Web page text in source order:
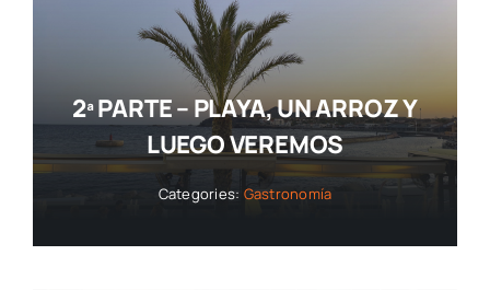
2ª PARTE – PLAYA, UN ARROZ Y
LUEGO VEREMOS
Categories: Gastronomía